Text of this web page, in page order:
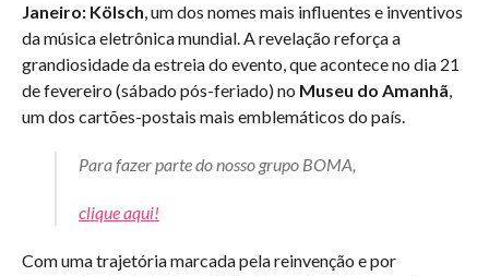
Janeiro: Kölsch, um dos nomes mais influentes e inventivos
da música eletrônica mundial. A revelação reforça a
grandiosidade da estreia do evento, que acontece no dia 21
de fevereiro (sábado pós-feriado) no Museu do Amanhã,
um dos cartões-postais mais emblemáticos do país.
Para fazer parte do nosso grupo BOMA,
clique aqui!
Com uma trajetória marcada pela reinvenção e por